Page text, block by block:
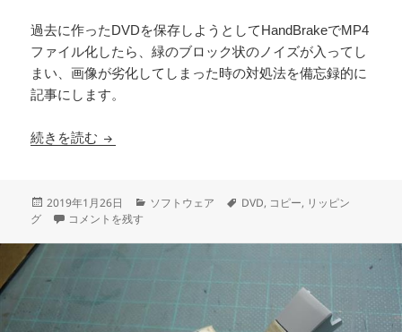
過去に作ったDVDを保存しようとしてHandBrakeでMP4
ファイル化したら、緑のブロック状のノイズが入ってし
まい、画像が劣化してしまった時の対処法を備忘録的に
記事にします。
続きを読む HandBrakeの緑ブロック解除（DVD読み込みエラ
投
稿
2019年1月26日
カ
ソフトウェア
タ
DVD, コピー, リッピン
グ
HandBrakeの緑ブロック解除（DVD読み込みエラー） に
コメントを残す